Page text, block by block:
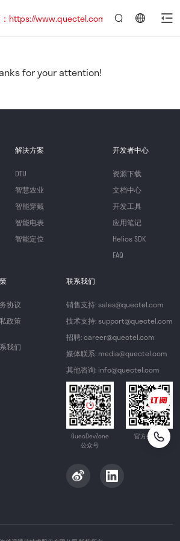
https://www.quectel.com.cn
for your attention!
解决方案
DTU
智慧农业
智能穿戴
智能电表
智能定位
开发者中心
资源下载
文档中心
开发工具
应用笔记
Helios SDK
FAQ
协议
政策
我们
联系我们
销售支持: sales@quectel.com
技术支持: support@quectel.com
招聘: career@quectel.com
媒体联系: media@quectel.com
其他咨询: info@quectel.com
QuecDevZone
公众号
官方公众号